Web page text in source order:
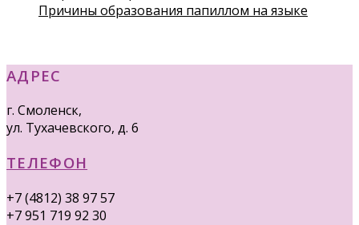
Причины образования папиллом на языке
АДРЕС
г. Смоленск,
ул. Тухачевского, д. 6
ТЕЛЕФОН
+7 (4812) 38 97 57
+7 951 719 92 30